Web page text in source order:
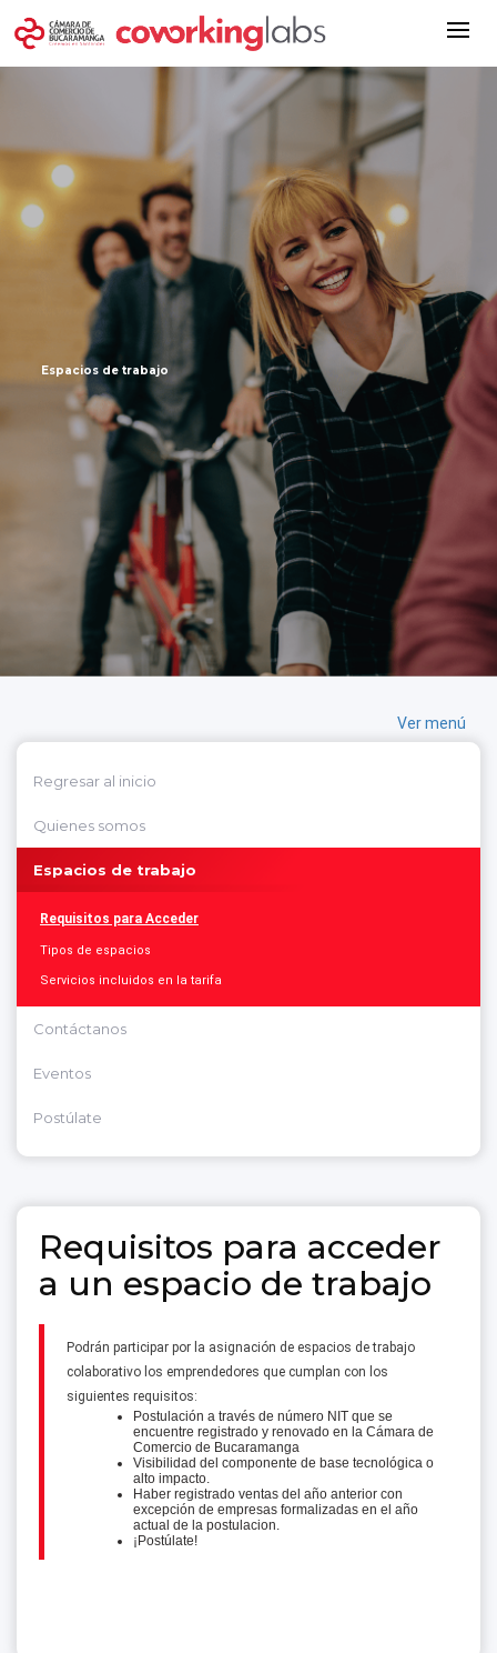
Espacios de trabajo
Ver menú
Regresar al inicio
Quienes somos
Espacios de trabajo
Requisitos para Acceder
Tipos de espacios
Servicios incluidos en la tarifa
Contáctanos
Eventos
Postúlate
Requisitos para acceder
a un espacio de trabajo
Podrán participar por la asignación de espacios de trabajo
colaborativo los emprendedores que cumplan con los
siguientes requisitos:
Postulación a través de número NIT que se
encuentre registrado y renovado en la Cámara de
Comercio de Bucaramanga
Visibilidad del componente de base tecnológica o
alto impacto.
Haber registrado ventas del año anterior con
excepción de empresas formalizadas en el año
actual de la postulacion.
¡Postúlate!